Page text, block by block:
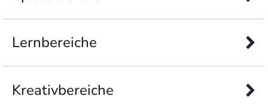
Lernbereiche
Kreativbereiche